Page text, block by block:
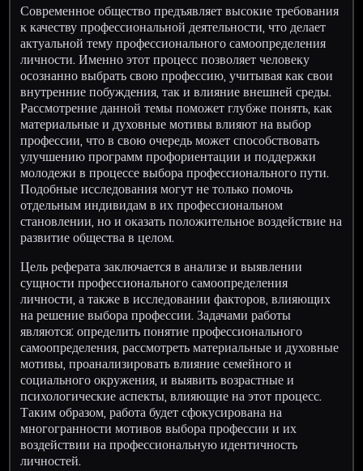
Современное общество предъявляет высокие требования
к качеству профессиональной деятельности, что делает
актуальной тему профессионального самоопределения
личности. Именно этот процесс позволяет человеку
осознанно выбрать свою профессию, учитывая как свои
внутренние побуждения, так и влияние внешней среды.
Рассмотрение данной темы поможет глубже понять, как
материальные и духовные мотивы влияют на выбор
профессии, что в свою очередь может способствовать
улучшению программ профориентации и поддержки
молодежи в процессе выбора профессионального пути.
Подобные исследования могут не только помочь
отдельным индивидам в их профессиональном
становлении, но и оказать положительное воздействие на
развитие общества в целом.
Цель реферата заключается в анализе и выявлении
сущности профессионального самоопределения
личности, а также в исследовании факторов, влияющих
на решение выбора профессии. Задачами работы
являются: определить понятие профессионального
самоопределения, рассмотреть материальные и духовные
мотивы, проанализировать влияние семейного и
социального окружения, и выявить возрастные и
психологические аспекты, влияющие на этот процесс.
Таким образом, работа будет сфокусирована на
многогранности мотивов выбора профессии и их
воздействии на профессиональную идентичность
личностей.